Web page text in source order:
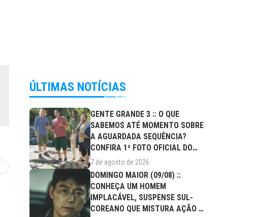
ÚLTIMAS NOTÍCIAS
GENTE GRANDE 3 :: O QUE
SABEMOS ATÉ MOMENTO SOBRE
A AGUARDADA SEQUÊNCIA?
CONFIRA 1ª FOTO OFICIAL DO
ELENCO!
7 de agosto de 2026
DOMINGO MAIOR (09/08) ::
CONHEÇA UM HOMEM
IMPLACÁVEL, SUSPENSE SUL-
COREANO QUE MISTURA AÇÃO E